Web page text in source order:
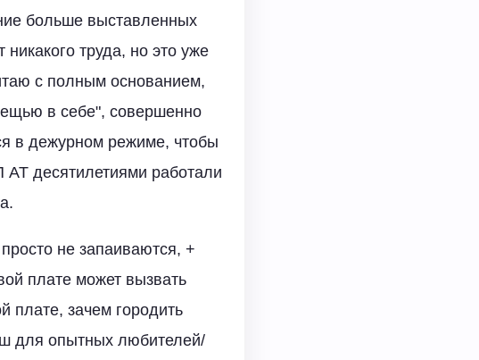
больше выставленных
труда, но это уже
с полным основанием,
в себе", совершенно
в дежурном режиме, чтобы
десятилетиями работали
не запаиваются, +
плате может вызвать
плате, зачем городить
для опытных любителей/